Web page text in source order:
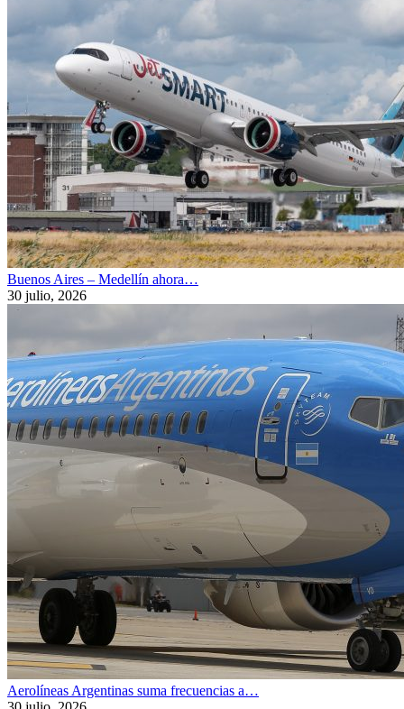
Buenos Aires – Medellín ahora…
30 julio, 2026
Aerolíneas Argentinas suma frecuencias a…